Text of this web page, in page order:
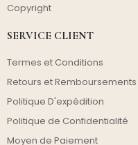
Copyright
SERVICE CLIENT
Termes et Conditions
Retours et Remboursements
Politique D'expédition
Politique de Confidentialité
Moyen de Paiement